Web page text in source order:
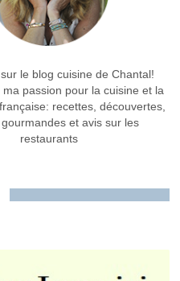
*
le blog cuisine de Chantal!
ma passion pour la cuisine et la
recettes, découvertes,
et avis sur les
restaurants